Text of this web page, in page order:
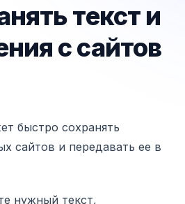
текст и
с сайтов
быстро сохранять
сайтов и передавать ее в
нужный текст,